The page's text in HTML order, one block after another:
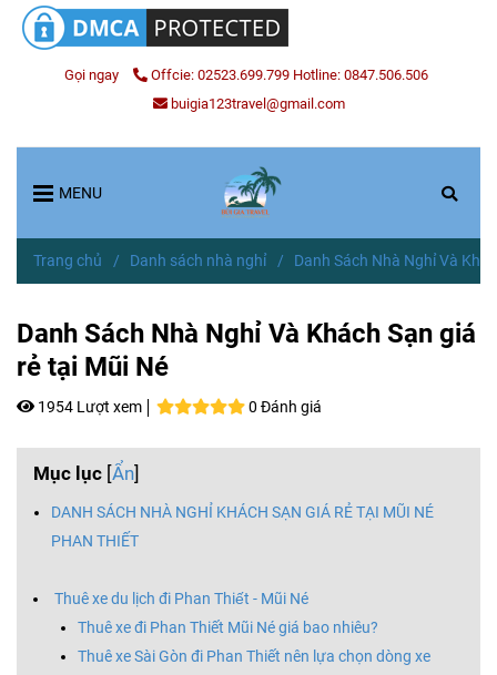
Gọi ngay
Offcie: 02523.699.799 Hotline: 0847.506.506
buigia123travel@gmail.com
MENU
Trang chủ / Danh sách nhà nghỉ / Danh Sách Nhà Nghỉ Và
Danh Sách Nhà Nghỉ Và Khách Sạn giá
rẻ tại Mũi Né
1954 Lượt xem 0 Đánh giá
Mục lục [Ẩn]
DANH SÁCH NHÀ NGHỈ KHÁCH SẠN GIÁ RẺ TẠI MŨI NÉ
PHAN THIẾT
Thuê xe du lịch đi Phan Thiết - Mũi Né
Thuê xe đi Phan Thiết Mũi Né giá bao nhiêu?
Thuê xe Sài Gòn đi Phan Thiết nên lựa chọn dòng xe